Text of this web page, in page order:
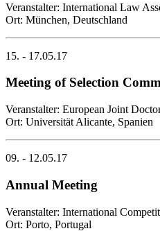
Veranstalter: International Law
Ort: München, Deutschland
15. - 17.05.17
Meeting of Selection
Veranstalter: European Joint
Ort: Universität Alicante, Spanien
09. - 12.05.17
Annual Meeting
Veranstalter: International
Ort: Porto, Portugal